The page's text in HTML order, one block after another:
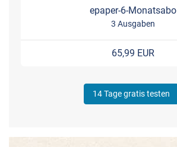
epaper-6-Monatsabo
3 Ausgaben
65,99 EUR
14 Tage gratis testen